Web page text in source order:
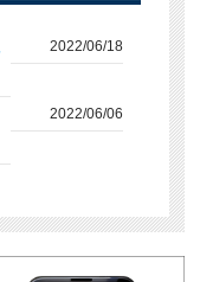
2022/06/18
2022/06/06